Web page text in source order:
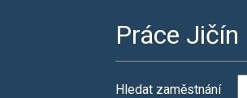
Práce Jičín
Hledat zaměstnání